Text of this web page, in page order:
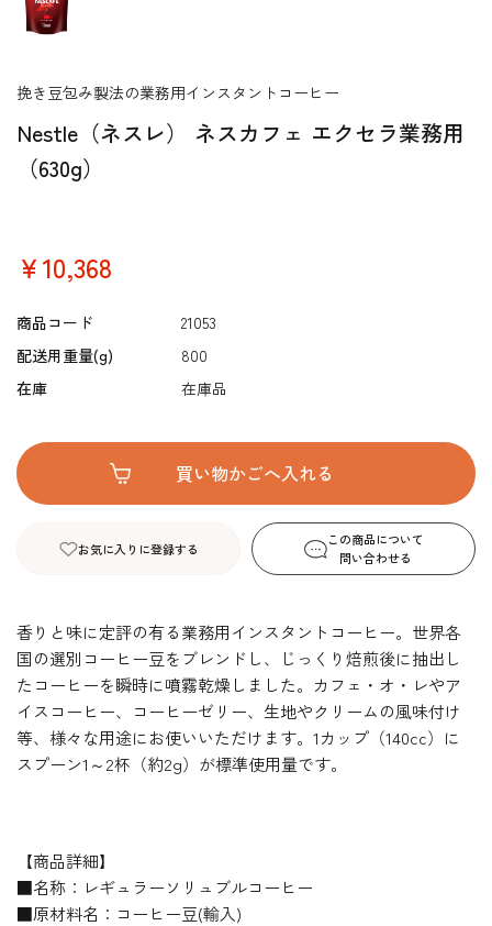
Nestle（ネスレ） ネスカフェ エクセラ業務用
（630g）
挽き豆包み製法の業務用インスタントコーヒー
￥10,368
商品コード
21053
配送用重量(g)
800
在庫
在庫品
お気に入りに登録する
この商品について
問い合わせる
香りと味に定評の有る業務用インスタントコーヒー。世界各
国の選別コーヒー豆をブレンドし、じっくり焙煎後に抽出し
たコーヒーを瞬時に噴霧乾燥しました。カフェ・オ・レやア
イスコーヒー、コーヒーゼリー、生地やクリームの風味付け
等、様々な用途にお使いいただけます。1カップ（140cc）に
スプーン1～2杯（約2g）が標準使用量です。
【商品詳細】
■名称：レギュラーソリュブルコーヒー
■原材料名：コーヒー豆(輸入)